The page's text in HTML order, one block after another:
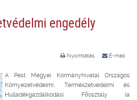
engedély
Nyomtatás E-mail
A Pest Megyei Kormányhivatal Országos
Környezetvédelmi, Természetvédelmi és
Hulladékgazdálkodási Főosztály (a